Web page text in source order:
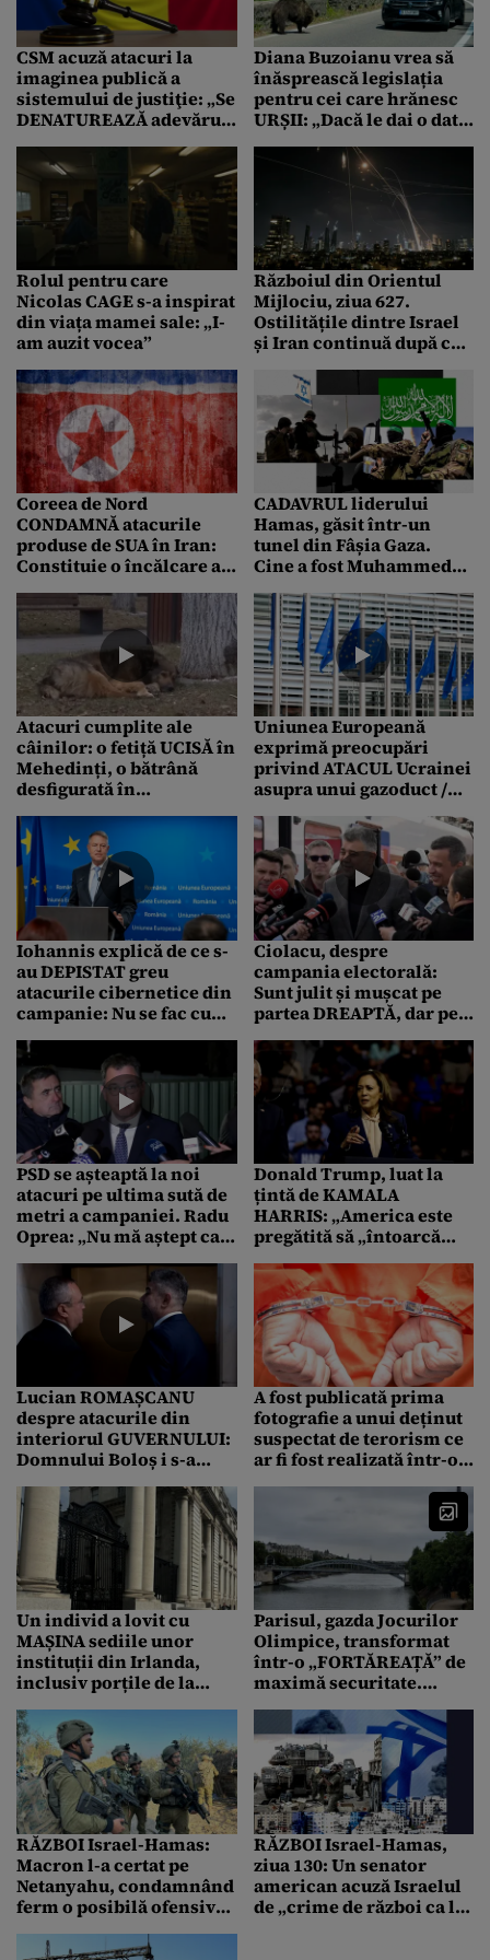
CSM acuză atacuri la
imaginea publică a
sistemului de justiţie: „Se
DENATUREAZĂ adevărul
manieră tendenţioasă”
Diana Buzoianu vrea să
înăsprească legislația
pentru cei care hrănesc
URȘII: „Dacă le dai o dată
practic la moarte”
Rolul pentru care
Nicolas CAGE s-a inspirat
din viața mamei sale: „I-
am auzit vocea”
Războiul din Orientul
Mijlociu, ziua 627.
Ostilitățile dintre Israel
și Iran continuă după ce
armistițiu de pace
Coreea de Nord
CONDAMNĂ atacurile
produse de SUA în Iran:
Constituie o încălcare a
CADAVRUL liderului
Hamas, găsit într-un
tunel din Fâșia Gaza.
Cine a fost Muhammed
Sinwar
Atacuri cumplite ale
câinilor: o fetiță UCISĂ în
Mehedinți, o bătrână
desfigurată în
Maramureș
Uniunea Europeană
exprimă preocupări
privind ATACUL Ucrainei
asupra unui gazoduct /
„Nu am avut contacte cu
partea ucraineană”
Iohannis explică de ce s-
au DEPISTAT greu
atacurile cibernetice din
campanie: Nu se fac cu
din partea Estului”
Ciolacu, despre
campania electorală:
Sunt julit și mușcat pe
partea DREAPTĂ, dar pe
INTACT. Am ficat și duc
PSD se așteaptă la noi
atacuri pe ultima sută de
metri a campaniei. Radu
Oprea: „Nu mă aștept ca
perioada următoare”
Donald Trump, luat la
țintă de KAMALA
HARRIS: „America este
pregătită să „întoarcă
îndrepte spre
reconciliere politică”
Lucian ROMAȘCANU
despre atacurile din
interiorul GUVERNULUI:
Domnului Boloș i s-a
mult, din partea
Partidului Național
Liberal.
A fost publicată prima
fotografie a unui deținut
suspectat de terorism ce
ar fi fost realizată într-o
Un individ a lovit cu
MAȘINA sediile unor
instituții din Irlanda,
inclusiv porțile de la
președintelui și
premierului
Parisul, gazda Jocurilor
Olimpice, transformat
într-o „FORTĂREAȚĂ” de
maximă securitate.
intimidați de actele de
vandalism
RĂZBOI Israel-Hamas:
Macron l-a certat pe
Netanyahu, condamnând
ferm o posibilă ofensivă
război”
RĂZBOI Israel-Hamas,
ziua 130: Un senator
american acuză Israelul
de „crime de război ca la